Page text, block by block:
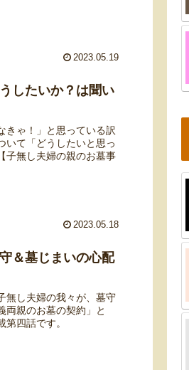
2023.05.19
したいか？は聞い
きゃ！」と思っている訳
いて「どうしたいと思っ
子無し夫婦の親のお墓事
2023.05.18
＆墓じまいの心配
無し夫婦の我々が、墓守
両親のお墓の契約」と
四話です。